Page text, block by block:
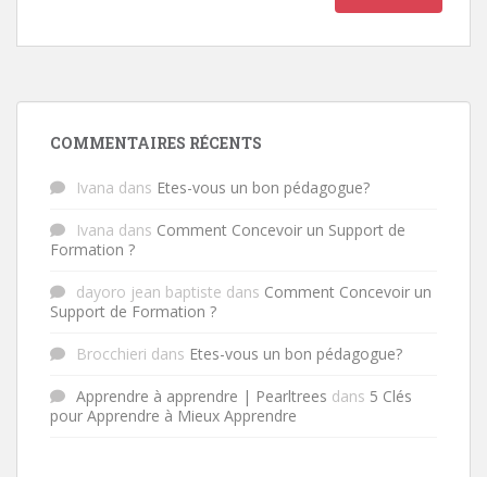
COMMENTAIRES RÉCENTS
Ivana dans Etes-vous un bon pédagogue?
Ivana dans Comment Concevoir un Support de
Formation ?
dayoro jean baptiste dans Comment Concevoir un
Support de Formation ?
Brocchieri dans Etes-vous un bon pédagogue?
Apprendre à apprendre | Pearltrees dans 5 Clés
pour Apprendre à Mieux Apprendre